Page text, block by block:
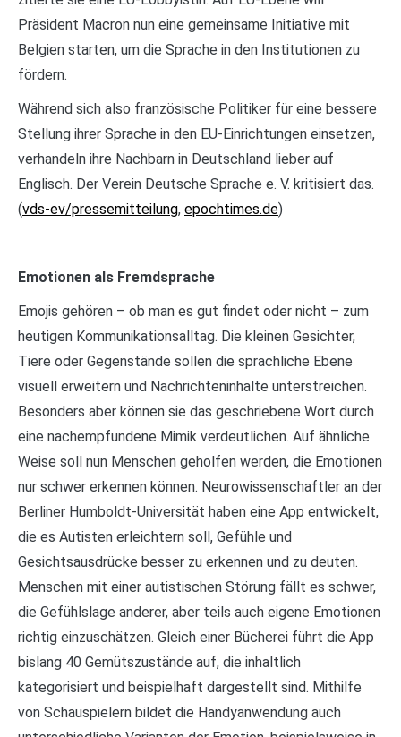
Präsident Macron nun eine gemeinsame Initiative mit
Belgien starten, um die Sprache in den Institutionen zu
fördern.
Während sich also französische Politiker für eine bessere
Stellung ihrer Sprache in den EU-Einrichtungen einsetzen,
verhandeln ihre Nachbarn in Deutschland lieber auf
Englisch. Der Verein Deutsche Sprache e. V. kritisiert das.
(vds-ev/pressemitteilung, epochtimes.de)
Emotionen als Fremdsprache
Emojis gehören – ob man es gut findet oder nicht – zum
heutigen Kommunikationsalltag. Die kleinen Gesichter,
Tiere oder Gegenstände sollen die sprachliche Ebene
visuell erweitern und Nachrichteninhalte unterstreichen.
Besonders aber können sie das geschriebene Wort durch
eine nachempfundene Mimik verdeutlichen. Auf ähnliche
Weise soll nun Menschen geholfen werden, die Emotionen
nur schwer erkennen können. Neurowissenschaftler an der
Berliner Humboldt-Universität haben eine App entwickelt,
die es Autisten erleichtern soll, Gefühle und
Gesichtsausdrücke besser zu erkennen und zu deuten.
Menschen mit einer autistischen Störung fällt es schwer,
die Gefühlslage anderer, aber teils auch eigene Emotionen
richtig einzuschätzen. Gleich einer Bücherei führt die App
bislang 40 Gemütszustände auf, die inhaltlich
kategorisiert und beispielhaft dargestellt sind. Mithilfe
von Schauspielern bildet die Handyanwendung auch